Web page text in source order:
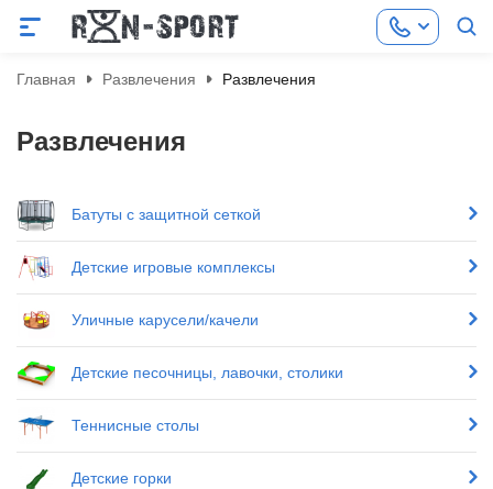
Главная Развлечения Развлечения
Развлечения
Батуты с защитной сеткой
Детские игровые комплексы
Уличные карусели/качели
Детские песочницы, лавочки, столики
Теннисные столы
Детские горки